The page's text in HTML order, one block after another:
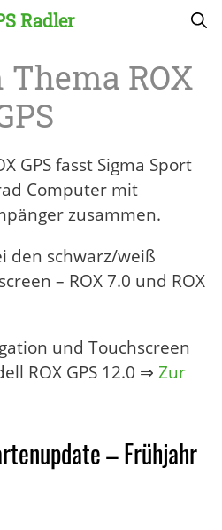
Radler
ROX
GPS fasst Sigma Sport
Computer mit
zusammen.
den schwarz/weiß
– ROX 7.0 und ROX
und Touchscreen
ROX GPS 12.0 ⇒ Zur
– Frühjahr